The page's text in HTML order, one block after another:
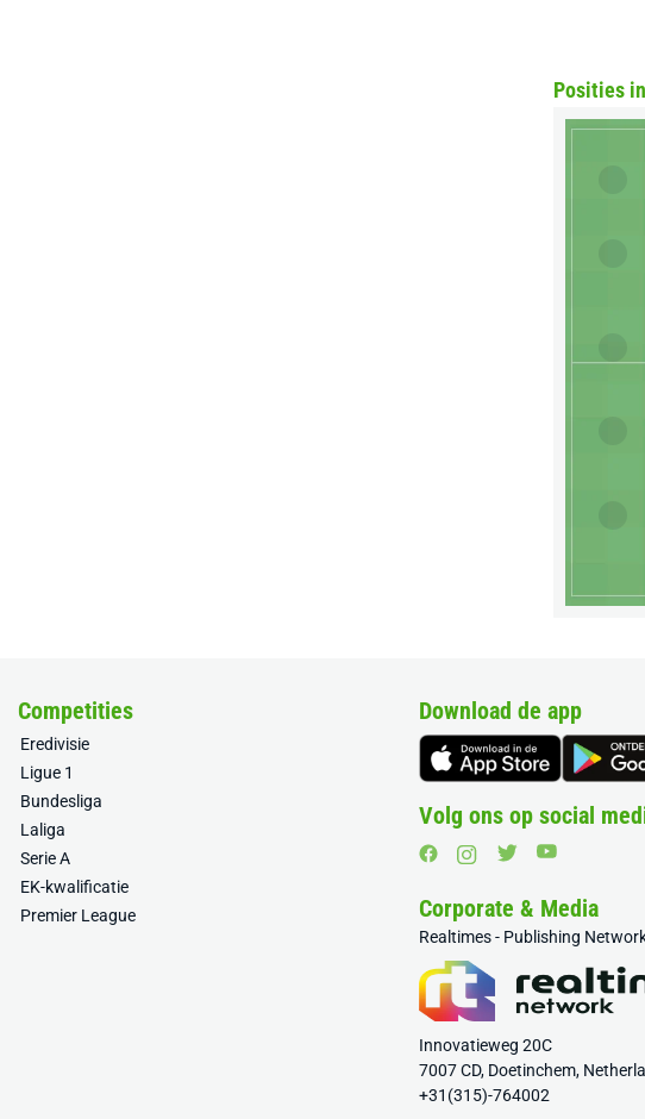
Posities
Competities
Eredivisie
Ligue 1
Bundesliga
Laliga
Serie A
EK-kwalificatie
Premier League
Download de app
Volg ons op social
Corporate & Media
Realtimes - Publishing
Innovatieweg 20C
7007 CD, Doetinchem,
+31(315)-764002